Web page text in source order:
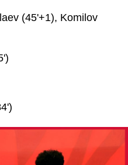
(45'+1), Komilov